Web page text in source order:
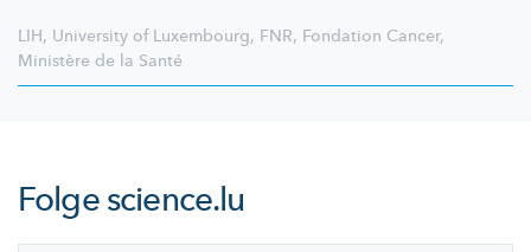
LIH, University of Luxembourg, FNR, Fondation Cancer,
Ministère de la Santé
Folgescience.lu